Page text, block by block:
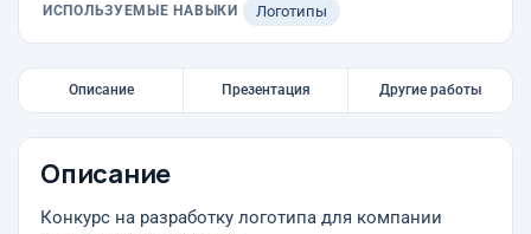
ИСПОЛЬЗУЕМЫЕ НАВЫКИ Логотипы
Описание Презентация Другие работы
Описание
Конкурс на разработку логотипа для компании